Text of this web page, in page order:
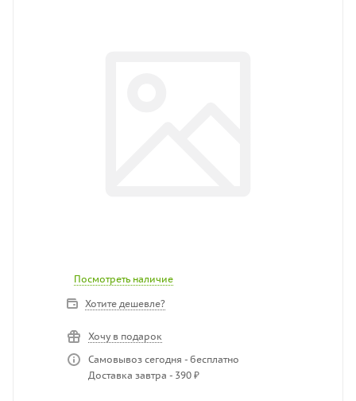
Посмотреть наличие
Хотите дешевле?
Хочу в подарок
Самовывоз сегодня - бесплатно
Доставка завтра - 390 ₽